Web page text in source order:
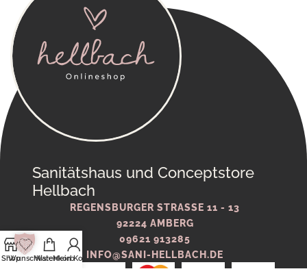
Sanitätshaus und Conceptstore
Hellbach
REGENSBURGER STRASSE 11 - 13
92224 AMBERG
09621 913285
INFO@SANI-HELLBACH.DE
Shop
WunschlisteWarenkorb
Mein Konto